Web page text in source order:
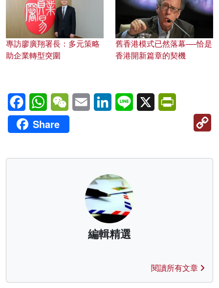
專訪廖廣翔署長：多元策略
助企業轉型突圍
舊香港模式已然落幕──恰是
香港開新篇章的契機
FacebookWhatsAppWeChatEmail LinkedInLine X
Share
編輯精選
閱讀所有文章